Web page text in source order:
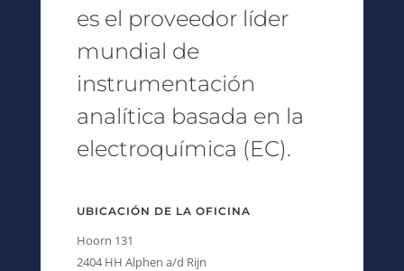
es el proveedor líder
mundial de
instrumentación
analítica basada en la
electroquímica (EC).
UBICACIÓN DE LA OFICINA
Hoorn 131
2404 HH Alphen a/d Rijn